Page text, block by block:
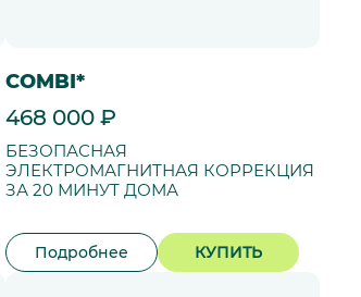
COMBI*
468 000 ₽
БЕЗОПАСНАЯ
ЭЛЕКТРОМАГНИТНАЯ КОРРЕКЦИЯ
ЗА 20 МИНУТ ДОМА
Подробнее КУПИТЬ